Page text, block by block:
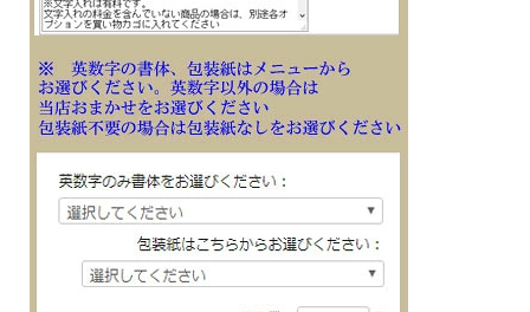
アクティブな女性のためのカジュアルウオッチ CASIO BABY-G （カシオ ベビ
ーG）から、日常の運動やトレーニングを快適にサポートするスポーツラインG-
SQUAD（ジー・スクワッド）
BSA-B100-2AJF モバイルリンク機能 LED：ホワイト
ネイビーカラーには蒸着仕上げを施した華やかなピンクゴールドのインデックスを